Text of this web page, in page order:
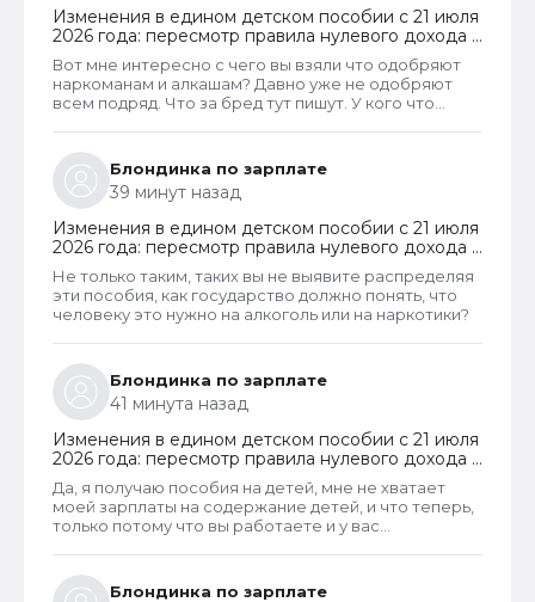
Изменения в едином детском пособии с 21 июля
2026 года: пересмотр правила нулевого дохода и
новый порядок оформления пособий по месту
пребывания
Вот мне интересно с чего вы взяли что одобряют
наркоманам и алкашам? Давно уже не одобряют
всем подряд. Что за бред тут пишут. У кого что
Блондинка по зарплате
39 минут назад
Изменения в едином детском пособии с 21 июля
2026 года: пересмотр правила нулевого дохода и
новый порядок оформления пособий по месту
пребывания
Не только таким, таких вы не выявите распределяя
эти пособия, как государство должно понять, что
человеку это нужно на алкоголь или на наркотики?
Блондинка по зарплате
41 минута назад
Изменения в едином детском пособии с 21 июля
2026 года: пересмотр правила нулевого дохода и
новый порядок оформления пособий по месту
пребывания
Да, я получаю пособия на детей, мне не хватает
моей зарплаты на содержание детей, и что теперь,
только потому что вы работаете и у вас
страдать?Блондинка по зарплате